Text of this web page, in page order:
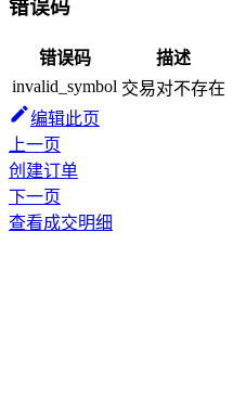
错误码
错误码
描述
invalid_symbol 交易对不存在
编辑此页
上一页
创建订单
下一页
查看成交明细